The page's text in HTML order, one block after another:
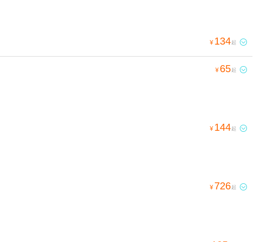
¥ 134起 
¥ 65起 
¥ 144起 
¥ 726起 